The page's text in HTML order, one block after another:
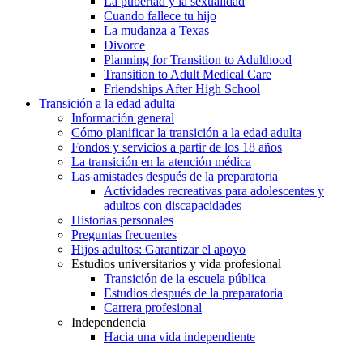
Cuando fallece tu hijo
La mudanza a Texas
Divorce
Planning for Transition to Adulthood
Transition to Adult Medical Care
Friendships After High School
Transición a la edad adulta
Información general
Cómo planificar la transición a la edad adulta
Fondos y servicios a partir de los 18 años
La transición en la atención médica
Las amistades después de la preparatoria
Actividades recreativas para adolescentes y
adultos con discapacidades
Historias personales
Preguntas frecuentes
Hijos adultos: Garantizar el apoyo
Estudios universitarios y vida profesional
Transición de la escuela pública
Estudios después de la preparatoria
Carrera profesional
Independencia
Hacia una vida independiente